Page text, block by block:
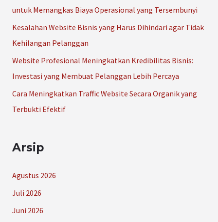
:
untuk Memangkas Biaya Operasional yang Tersembunyi
Kesalahan Website Bisnis yang Harus Dihindari agar Tidak
Kehilangan Pelanggan
Website Profesional Meningkatkan Kredibilitas Bisnis:
Investasi yang Membuat Pelanggan Lebih Percaya
Cara Meningkatkan Traffic Website Secara Organik yang
Terbukti Efektif
Arsip
Agustus 2026
Juli 2026
Juni 2026